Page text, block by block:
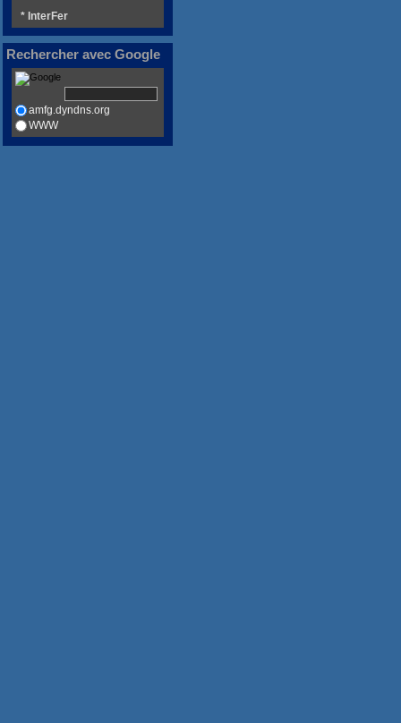
* InterFer
Rechercher avec Google
amfg.dyndns.org
WWW